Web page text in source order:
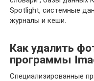
Spotlight, системные
журналы и кеши.
Как удалить
программы
Специализированные